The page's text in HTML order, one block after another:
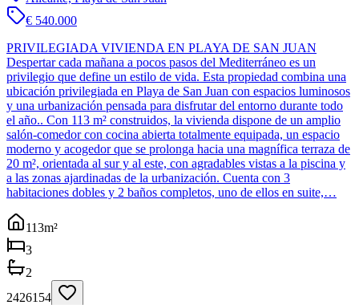
€ 540.000
PRIVILEGIADA VIVIENDA EN PLAYA DE SAN JUAN
Despertar cada mañana a pocos pasos del Mediterráneo es un
privilegio que define un estilo de vida. Esta propiedad combina una
ubicación privilegiada en Playa de San Juan con espacios luminosos
y una urbanización pensada para disfrutar del entorno durante todo
el año.. Con 113 m² construidos, la vivienda dispone de un amplio
salón-comedor con cocina abierta totalmente equipada, un espacio
moderno y acogedor que se prolonga hacia una magnífica terraza de
20 m², orientada al sur y al este, con agradables vistas a la piscina y
a las zonas ajardinadas de la urbanización. Cuenta con 3
habitaciones dobles y 2 baños completos, uno de ellos en suite,…
113m²
3
2
2426154